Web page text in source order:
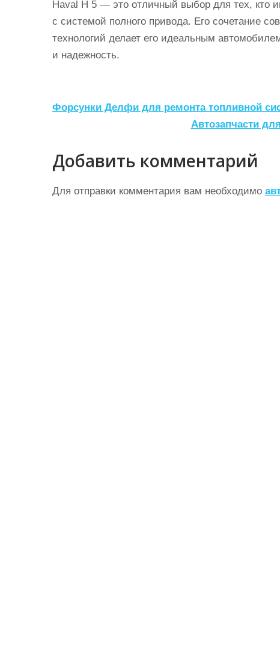
Haval Н 5 — это отличный выбор для тех,
с системой полного привода. Его сочетание
технологий делает его идеальным
и надежность.
Н
в
и
г
Форсунки Делфи для ремонта топливной
Автозапчасти
Добавить комментарий
Для отправки комментария вам необходимо